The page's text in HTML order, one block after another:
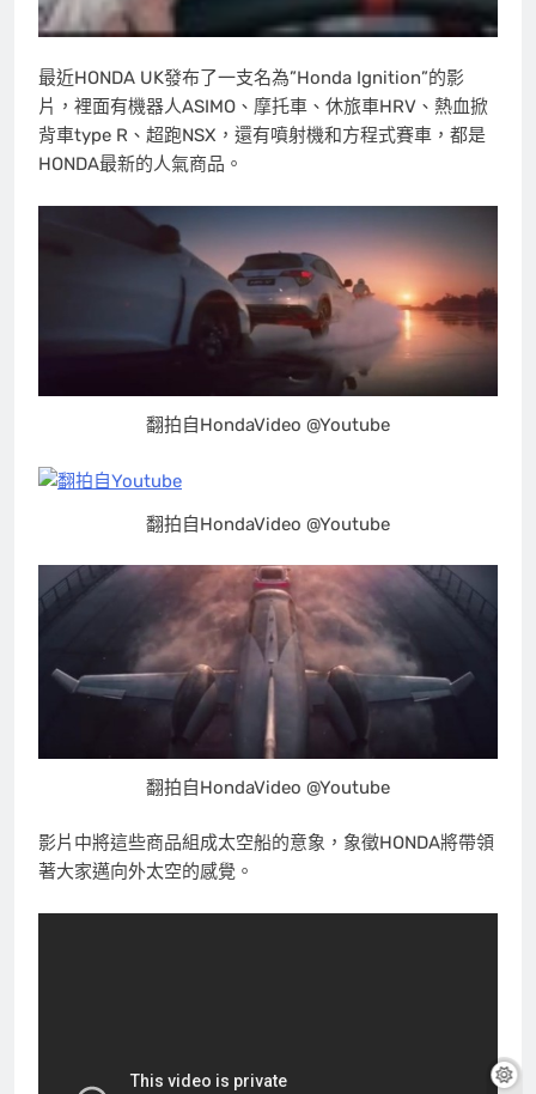
最近HONDA UK發布了一支名為”Honda Ignition”的影
片，裡面有機器人ASIMO、摩托車、休旅車HRV、熱血掀
背車type R、超跑NSX，還有噴射機和方程式賽車，都是
HONDA最新的人氣商品。
翻拍自HondaVideo @Youtube
翻拍自HondaVideo @Youtube
翻拍自HondaVideo @Youtube
影片中將這些商品組成太空船的意象，象徵HONDA將帶領
著大家邁向外太空的感覺。